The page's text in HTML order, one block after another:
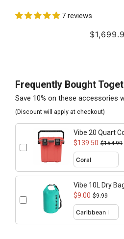
7 reviews
Frequently Bought
Save 10% on these accessories
(Discount will apply at checkout)
Vibe 20 Quart
$139.50 $154.99
Vibe 10L Dry
$9.00 $9.99